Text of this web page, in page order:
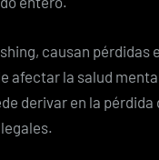
causan pérdidas
afectar la salud
derivar en la pérdida